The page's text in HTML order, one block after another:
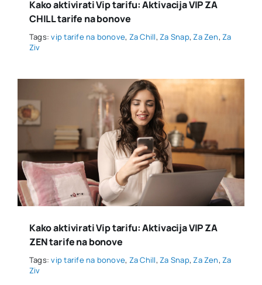
Kako aktivirati Vip tarifu: Aktivacija VIP ZA
CHILL tarife na bonove
Tags:vip tarife na bonove, Za Chill,Za Snap,Za Zen,Za
Ziv
Kako aktivirati Vip tarifu: Aktivacija VIP ZA
ZEN tarife na bonove
Tags:vip tarife na bonove, Za Chill,Za Snap,Za Zen,Za
Ziv